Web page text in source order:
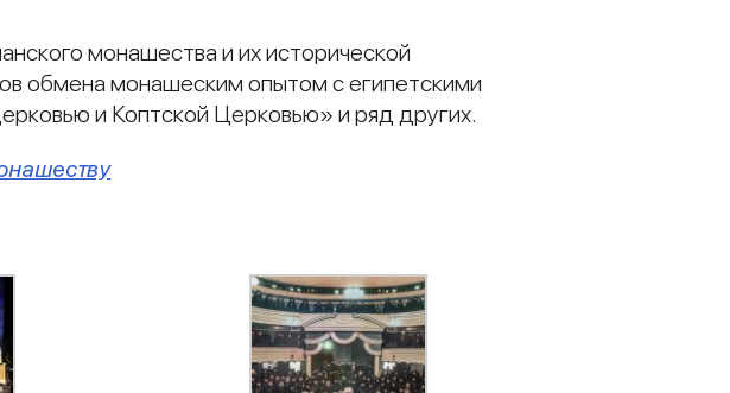
монашества и их исторической
обмена монашеским опытом с египетскими
и Коптской Церковью» и ряд других.